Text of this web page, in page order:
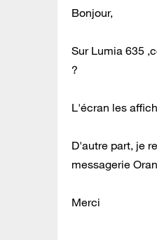
Bonjour,
Sur Lumia 635
?
L'écran les
D'autre part, je
messagerie
Merci